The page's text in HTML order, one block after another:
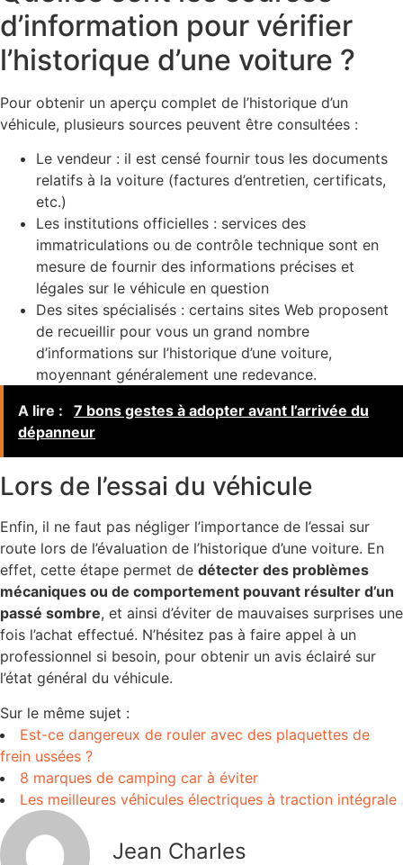
d’information pour vérifier
l’historique d’une voiture ?
Pour obtenir un aperçu complet de l’historique d’un
véhicule, plusieurs sources peuvent être consultées :
Le vendeur : il est censé fournir tous les documents
relatifs à la voiture (factures d’entretien, certificats,
etc.)
Les institutions officielles : services des
immatriculations ou de contrôle technique sont en
mesure de fournir des informations précises et
légales sur le véhicule en question
Des sites spécialisés : certains sites Web proposent
de recueillir pour vous un grand nombre
d’informations sur l’historique d’une voiture,
moyennant généralement une redevance.
A lire :
7 bons gestes à adopter avant l’arrivée du
dépanneur
Lors de l’essai du véhicule
Enfin, il ne faut pas négliger l’importance de l’essai sur
route lors de l’évaluation de l’historique d’une voiture. En
effet, cette étape permet de détecter des problèmes
mécaniques ou de comportement pouvant résulter d’un
passé sombre, et ainsi d’éviter de mauvaises surprises une
fois l’achat effectué. N’hésitez pas à faire appel à un
professionnel si besoin, pour obtenir un avis éclairé sur
l’état général du véhicule.
Sur le même sujet :
Est-ce dangereux de rouler avec des plaquettes de
frein ussées ?
8 marques de camping car à éviter
Les meilleures véhicules électriques à traction intégrale
Jean Charles